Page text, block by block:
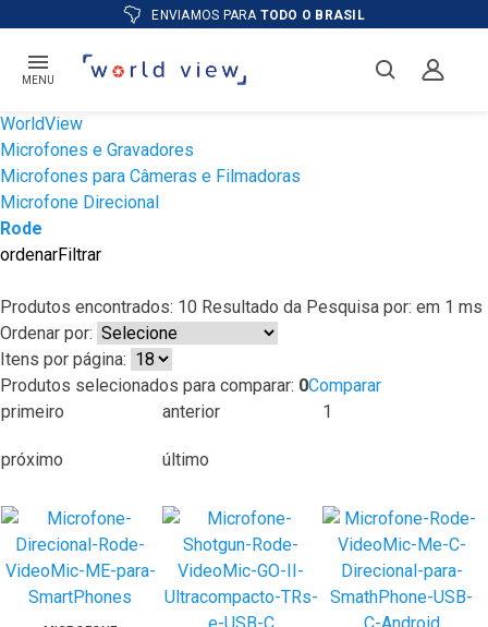
ENVIAMOS PARA TODO O BRASIL
MENU
WorldView
Microfones e Gravadores
Microfones para Câmeras e Filmadoras
Microfone Direcional
Rode
ordenarFiltrar
Produtos encontrados: 10 Resultado da Pesquisa por: em 1 ms
Ordenar por:
Itens por página:
Produtos selecionados para comparar: 0Comparar
primeiro
anterior 1
próximo último